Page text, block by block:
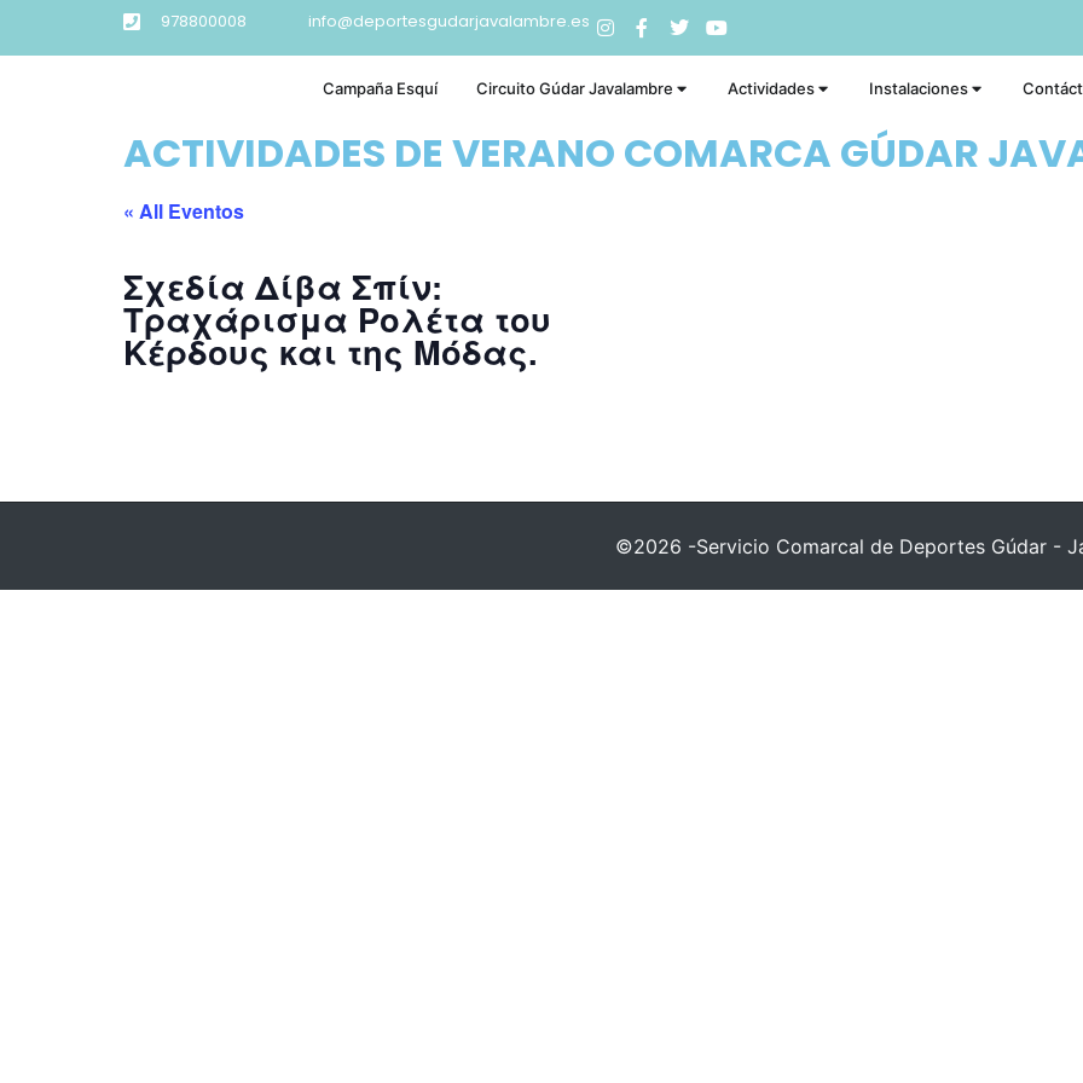
978800008 info@deportesgudarjavalambre.es
Campaña Esquí Circuito Gúdar Javalambre Actividades Instalaciones
ACTIVIDADES DE VERANO COMARCA GÚDAR
« All Eventos
Σχεδία Δίβα Σπίν:
Τραχάρισμα Ρολέτα του
Κέρδους και της Μόδας.
©2026 -Servicio Comarcal de Deportes Gúdar -